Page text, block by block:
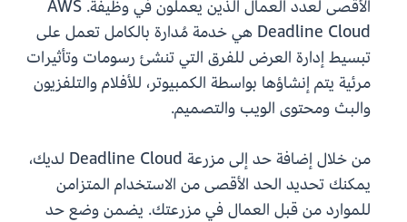
الأقصى لعدد العمال الذين يعملون في وظيفة. AWS
Deadline Cloud هي خدمة مُدارة بالكامل تعمل على
تبسيط إدارة العرض للفرق التي تنشئ رسومات وتأثيرات
مرئية يتم إنشاؤها بواسطة الكمبيوتر، للأفلام والتلفزيون
والبث ومحتوى الويب والتصميم.
من خلال إضافة حد إلى مزرعة Deadline Cloud لديك،
يمكنك تحديد الحد الأقصى من الاستخدام المتزامن
للموارد من قبل العمال في مزرعتك. يضمن وضع حد